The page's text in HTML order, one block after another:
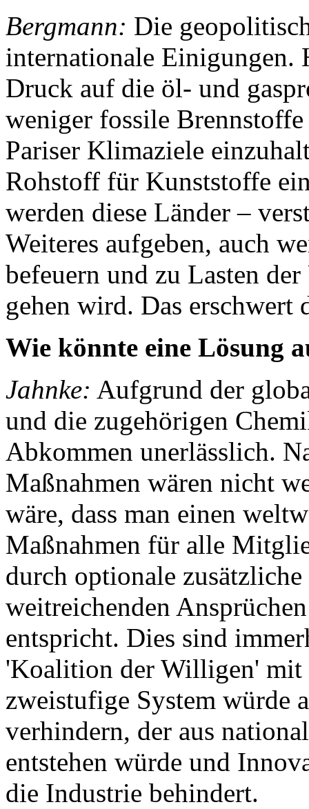
Bergmann: Die
internationale Einigungen.
Druck auf die öl- und
weniger fossile
Pariser Klimaziele
Rohstoff für Kunststoffe
werden diese Länder –
Weiteres aufgeben, auch
befeuern und zu Lasten
gehen wird. Das erschwert
Wie könnte eine Lösung
Jahnke: Aufgrund der
und die zugehörigen
Abkommen unerlässlich.
Maßnahmen wären nicht
wäre, dass man einen
Maßnahmen für alle
durch optionale
weitreichenden
entspricht. Dies sind
'Koalition der Willigen' mit
zweistufige System würde
verhindern, der aus
entstehen würde und
die Industrie behindert.